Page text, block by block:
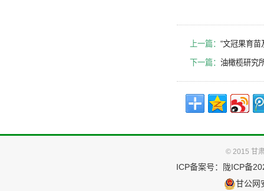
上一篇： “文冠果育
下一篇： 油橄榄研究
© 2015 甘
ICP备案号： 陇ICP备
甘公网